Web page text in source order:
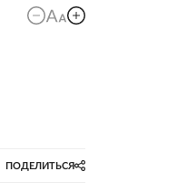
ПОДЕЛИТЬСЯ